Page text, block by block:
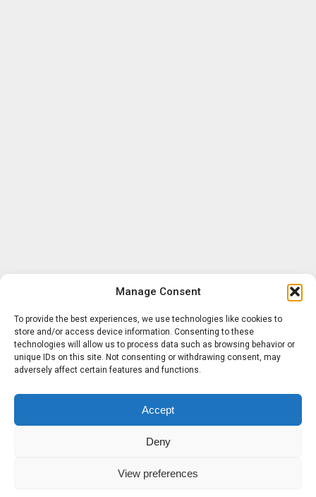
Manage Consent
To provide the best experiences, we use technologies like cookies to
store and/or access device information. Consenting to these
technologies will allow us to process data such as browsing behavior or
unique IDs on this site. Not consenting or withdrawing consent, may
adversely affect certain features and functions.
Accept
Deny
View preferences